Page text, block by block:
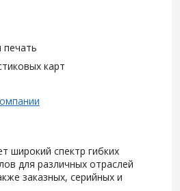
карт
широкий спектр гибких
для различных отраслей
заказных, серийных и